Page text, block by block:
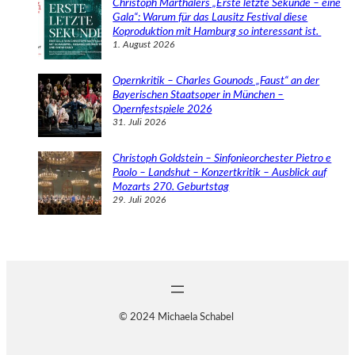
Christoph Marthalers „Erste letzte Sekunde – eine
Gala“: Warum für das Lausitz Festival diese
Koproduktion mit Hamburg so interessant ist.
1. August 2026
Opernkritik – Charles Gounods „Faust“ an der
Bayerischen Staatsoper in München –
Opernfestspiele 2026
31. Juli 2026
Christoph Goldstein – Sinfonieorchester Pietro e
Paolo – Landshut – Konzertkritik – Ausblick auf
Mozarts 270. Geburtstag
29. Juli 2026
© 2024 Michaela Schabel